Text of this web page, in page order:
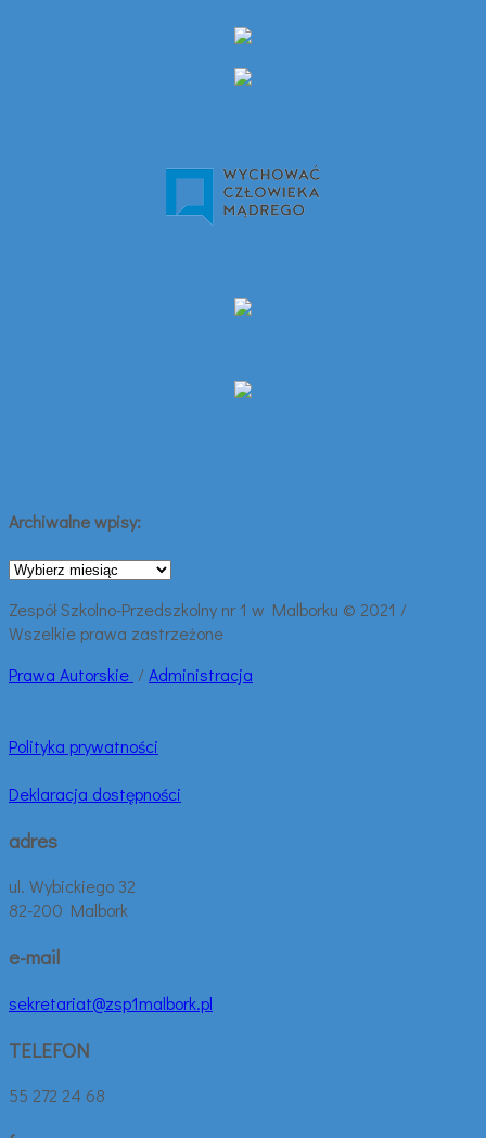
Archiwalne wpisy:
Archiwalne
Zespół Szkolno-Przedszkolny nr 1 w Malborku © 2021 /
Wszelkie prawa zastrzeżone
Prawa Autorskie /Administracja
Polityka prywatności
Deklaracja dostępności
adres
ul. Wybickiego 32
82-200 Malbork
e-mail
sekretariat@zsp1malbork.pl
TELEFON
55 272 24 68